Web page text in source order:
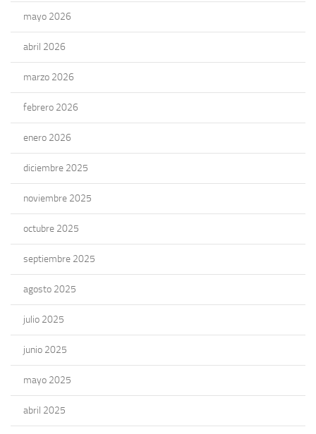
mayo 2026
abril 2026
marzo 2026
febrero 2026
enero 2026
diciembre 2025
noviembre 2025
octubre 2025
septiembre 2025
agosto 2025
julio 2025
junio 2025
mayo 2025
abril 2025